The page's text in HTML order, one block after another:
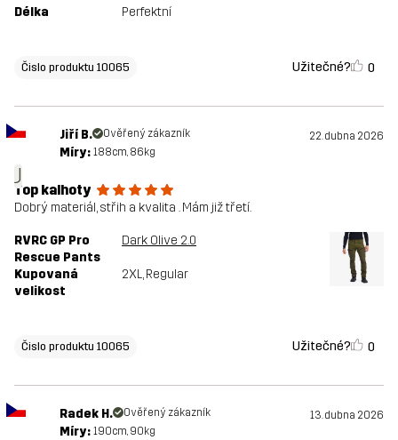
Délka
Perfektní
Čislo produktu 10065 Užitečné? 0
J
Jiří B. Ověřený zákazník 22. dubna 2026
Míry: 188cm, 86kg
Top kalhoty
Dobrý materiál, střih a kvalita . Mám již třetí.
RVRC GP Pro
Rescue Pants
Dark Olive 2.0
Kupovaná
velikost
2XL, Regular
Čislo produktu 10065 Užitečné? 0
Radek H. Ověřený zákazník 13. dubna 2026
Míry: 190cm, 90kg